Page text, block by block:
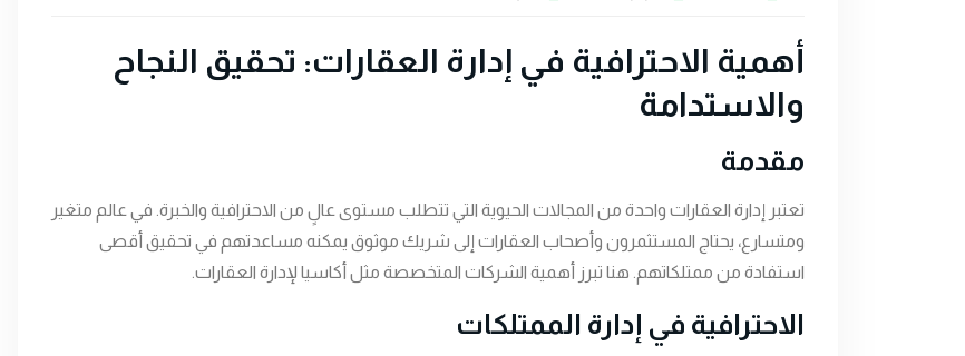
أهمية الاحترافية في إدارة العقارات: تحقيق النجاح
والاستدامة
مقدمة
تعتبر إدارة العقارات واحدة من المجالات الحيوية التي تتطلب مستوى عالٍ من الاحترافية والخبرة. في عالم متغير
ومتسارع، يحتاج المستثمرون وأصحاب العقارات إلى شريك موثوق يمكنه مساعدتهم في تحقيق أقصى
استفادة من ممتلكاتهم. هنا تبرز أهمية الشركات المتخصصة مثل أكاسيا لإدارة العقارات.
الاحترافية في إدارة الممتلكات